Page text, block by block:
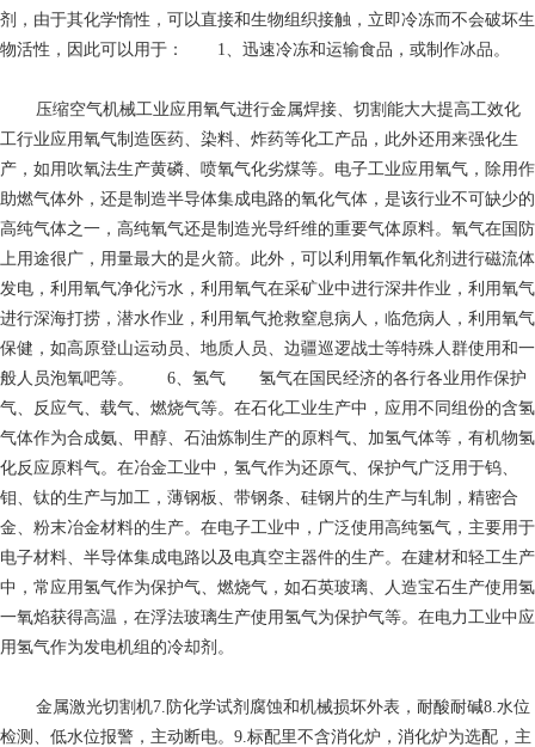
剂，由于其化学惰性，可以直接和生物组织接触，立即冷冻而不会破坏生
物活性，因此可以用于： 1、迅速冷冻和运输食品，或制作冰品。
压缩空气机械工业应用氧气进行金属焊接、切割能大大提高工效化
工行业应用氧气制造医药、染料、炸药等化工产品，此外还用来强化生
产，如用吹氧法生产黄磷、喷氧气化劣煤等。电子工业应用氧气，除用作
助燃气体外，还是制造半导体集成电路的氧化气体，是该行业不可缺少的
高纯气体之一，高纯氧气还是制造光导纤维的重要气体原料。氧气在国防
上用途很广，用量最大的是火箭。此外，可以利用氧作氧化剂进行磁流体
发电，利用氧气净化污水，利用氧气在采矿业中进行深井作业，利用氧气
进行深海打捞，潜水作业，利用氧气抢救窒息病人，临危病人，利用氧气
保健，如高原登山运动员、地质人员、边疆巡逻战士等特殊人群使用和一
般人员泡氧吧等。 6、氢气 氢气在国民经济的各行各业用作保护
气、反应气、载气、燃烧气等。在石化工业生产中，应用不同组份的含氢
气体作为合成氨、甲醇、石油炼制生产的原料气、加氢气体等，有机物氢
化反应原料气。在冶金工业中，氢气作为还原气、保护气广泛用于钨、
钼、钛的生产与加工，薄钢板、带钢条、硅钢片的生产与轧制，精密合
金、粉末冶金材料的生产。在电子工业中，广泛使用高纯氢气，主要用于
电子材料、半导体集成电路以及电真空主器件的生产。在建材和轻工生产
中，常应用氢气作为保护气、燃烧气，如石英玻璃、人造宝石生产使用氢
一氧焰获得高温，在浮法玻璃生产使用氢气为保护气等。在电力工业中应
用氢气作为发电机组的冷却剂。
金属激光切割机7.防化学试剂腐蚀和机械损坏外表，耐酸耐碱8.水位
检测、低水位报警，主动断电。9.标配里不含消化炉，消化炉为选配，主